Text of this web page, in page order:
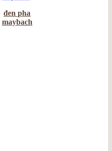
đen pha
maybach